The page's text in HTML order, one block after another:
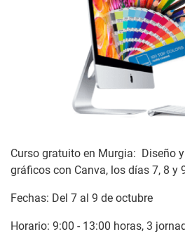
Curso gratuito en Murgia: Diseño
gráficos con Canva, los días 7, 8 y
Fechas: Del 7 al 9 de octubre
Horario: 9:00 - 13:00 horas, 3